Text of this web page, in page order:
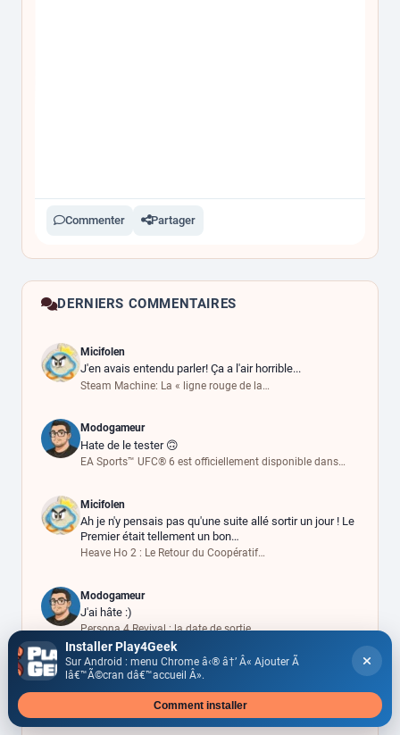
Commenter Partager
DERNIERS COMMENTAIRES
Micifolen
J'en avais entendu parler! Ça a l'air horrible...
Steam Machine: La « ligne rouge de la…
Modogameur
Hate de le tester 🙃
EA Sports™ UFC® 6 est officiellement disponible dans…
Micifolen
Ah je n'y pensais pas qu'une suite allé sortir un jour ! Le
Premier était tellement un bon…
Heave Ho 2 : Le Retour du Coopératif…
Modogameur
J'ai hâte :)
Persona 4 Revival : la date de sortie…
FL65P4G
importante , énorme je partage!
EA SPORTS FC 26 : la très attendue…
Installer Play4Geek
Sur Android : menu Chrome â‹® â†’ Â« Ajouter Ã
lâ€™Ã©cran dâ€™accueil Â».
Comment installer